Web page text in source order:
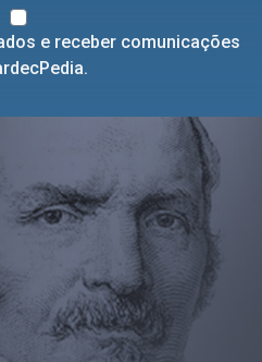
e receber comunicações